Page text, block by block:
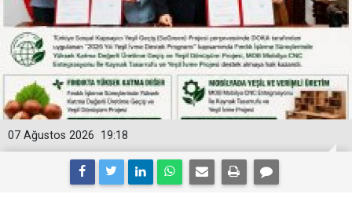
19:18
07 Ağustos 2026